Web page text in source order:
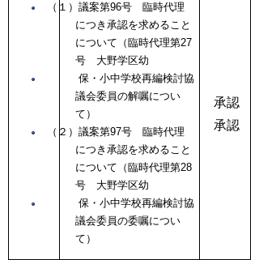
（１）議案第96号 臨時代理
につき承認を求めること
について（臨時代理第27
号 大野学区幼
保・小中学校再編検討協
議会委員の解嘱につい
て）
（２）議案第97号 臨時代理
につき承認を求めること
について（臨時代理第28
号 大野学区幼
保・小中学校再編検討協
議会委員の委嘱につい
て）
承認
承認